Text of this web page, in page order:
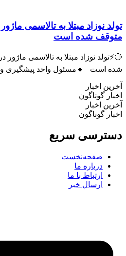
شده است
است 🔸مسئول واحد پیشگیری و
اخبار
گوناگون
اخبار
گوناگون
سریع
صفحه‌نخست
درباره ما
ارتباط با ما
ارسال خبر